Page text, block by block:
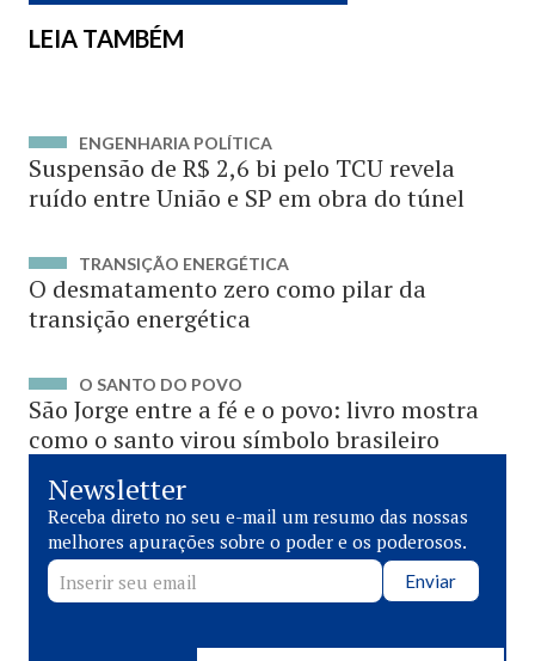
LEIA TAMBÉM
ENGENHARIA POLÍTICA
Suspensão de R$ 2,6 bi pelo TCU revela
ruído entre União e SP em obra do túnel
TRANSIÇÃO ENERGÉTICA
O desmatamento zero como pilar da
transição energética
O SANTO DO POVO
São Jorge entre a fé e o povo: livro mostra
como o santo virou símbolo brasileiro
Newsletter
Receba direto no seu e-mail um resumo das nossas
melhores apurações sobre o poder e os poderosos.
Enviar